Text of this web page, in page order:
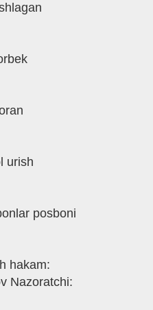
urish
posboni
hakam:
Nazoratchi: